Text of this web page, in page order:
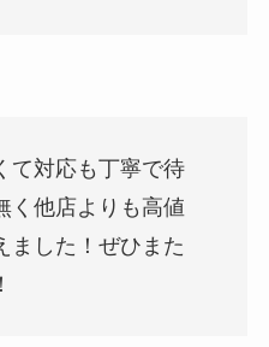
て対応も丁寧で待
く他店よりも高値
ました！ぜひまた